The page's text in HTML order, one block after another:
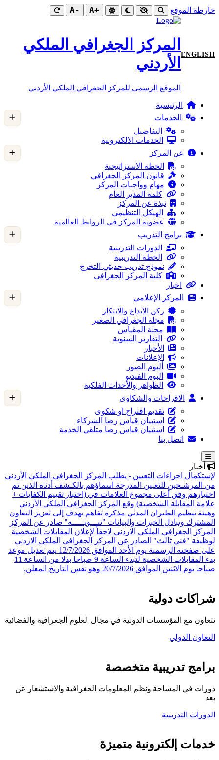
خارطة الموقع +A
-A
ENGLISH
المركز الجغرافي الملكي
الأردني
الموقع الرسمي للمركز الجغرافي الملكي الأردني
الرئيسية
الخدمات
التفاصيل
الخدمات الالكترونية
عن المركز
الخطة الاستراتيجية
قانون المركز الجغرافي
مهام وواجبات المركز
كلمة المدير العام
نبذة عن المركز
الهيكل التنظيمي
عضوية المركز في الروابط العالمية
برامج التدريب
الدورات التدريبية
الخطة التدريبية
نموذج تدريب حديثي التخرج
كلية المركز الجغرافي
اخبار
المركز الإعلامي
ركن الابداع والابتكار
مجلة الجغرافي الصغير
مجلة المقياس
التقارير السنوية
الأخبار
الإعلانات
ألبوم الصور
ألبوم الفيديو
الظواهر والأحداث الفلكية
الاقراحات والشكاوى
تقديم اقتراح او شكوى
استبيان قياس رضا الشركاء
استبيان قياس رضا متلقي الخدمة
اتصل بنا
أخبار
لإستكمال اجراءات التعيين - يطلب المركز الجغرافي الملكي الأردني
من المرشـحين للتعيين المدرجة اسماؤهم بالكـشف أدناه الذين تم
اختيارهم وفق أعلى مجموع العلامات في (اختبار تقييم الكفايات +
علامة المقابلة الشخصية) وقع المركز الجغرافي الملكي الأردني
وهيئة تنظيم الطيران المدني مذكرة تفاهم تهدف إلى تعزيز التعاون
المشترك وتبادل الخبرات والبيانات "تنـــويـــــه" صادر عن المركز
المركز الجغرافي الملكي الاردني لاحقاً لإعلان المقابلات الشخصية
لوظيفة "فني ثالث" الصادر عن المركز الجغرافي الملكي الاردني
على صفحته الرسمية يوم الأحد الموافق 12/7/2026 يتم تعديل موعد
بدء المقابلات الشخصية لتبدء الساعة 9 صباحا بدلا من الساعة 11
صباحا يوم الاثنين الموافق 20/7/2026 وهو نفس التاريخ المعلن.
شراكات دولية
نتعاون مع المؤسسات الدولية في مجال العلوم الجغرافية والفضائية
التعاون الدولي
برامج تدريبية متخصصة
دورات في المساحة ونظم المعلومات الجغرافية والاستشعار عن
بعد
الدورات التدريبية
خدمات إلكترونية متميزة